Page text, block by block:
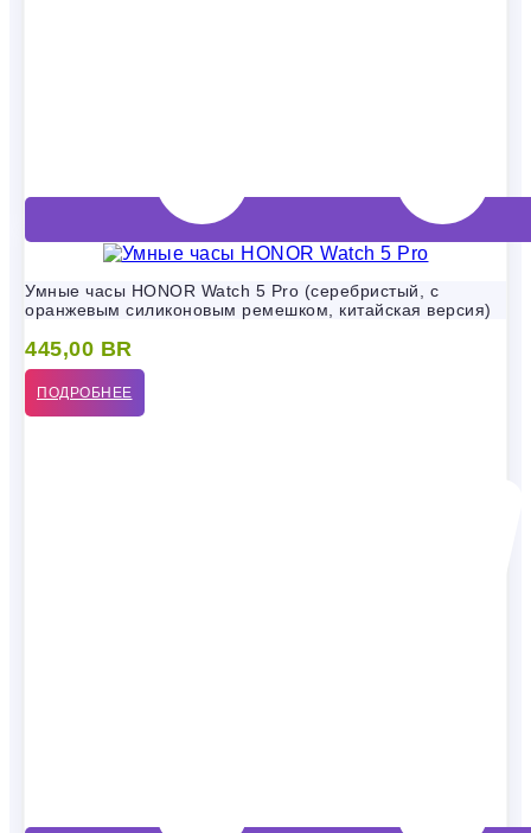
Умные часы HONOR Watch 5 Pro (серебристый, с
оранжевым силиконовым ремешком, китайская версия)
445,00 BR
ПОДРОБНЕЕ